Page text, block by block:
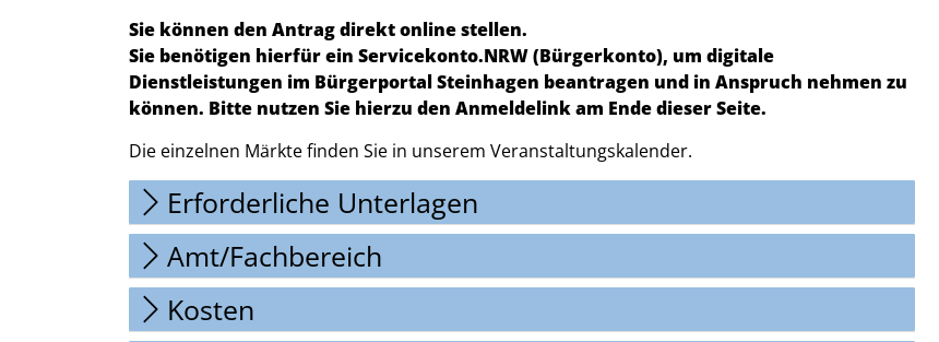
Sie können den Antrag direkt online stellen.
Sie benötigen hierfür ein Servicekonto.NRW (Bürgerkonto), um digitale
Dienstleistungen im Bürgerportal Steinhagen beantragen und in Anspruch nehmen zu
können. Bitte nutzen Sie hierzu den Anmeldelink am Ende dieser Seite.
Die einzelnen Märkte finden Sie in unserem Veranstaltungskalender.
Erforderliche Unterlagen
Amt/Fachbereich
Kosten